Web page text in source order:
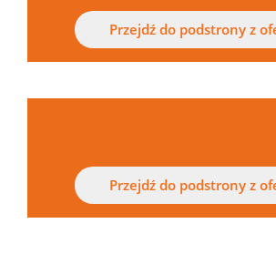
Przejdź do podstrony z
Przejdź do podstrony z